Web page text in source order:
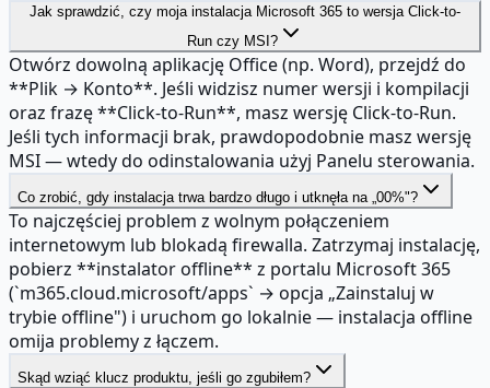
Jak sprawdzić, czy moja instalacja Microsoft 365 to wersja Click-to-
Run czy MSI?
Otwórz dowolną aplikację Office (np. Word), przejdź do
**Plik → Konto**. Jeśli widzisz numer wersji i kompilacji
oraz frazę **Click-to-Run**, masz wersję Click-to-Run.
Jeśli tych informacji brak, prawdopodobnie masz wersję
MSI — wtedy do odinstalowania użyj Panelu sterowania.
Co zrobić, gdy instalacja trwa bardzo długo i utknęła na „00%"?
To najczęściej problem z wolnym połączeniem
internetowym lub blokadą firewalla. Zatrzymaj instalację,
pobierz **instalator offline** z portalu Microsoft 365
(`m365.cloud.microsoft/apps` → opcja „Zainstaluj w
trybie offline") i uruchom go lokalnie — instalacja offline
omija problemy z łączem.
Skąd wziąć klucz produktu, jeśli go zgubiłem?